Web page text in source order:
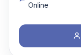
Online